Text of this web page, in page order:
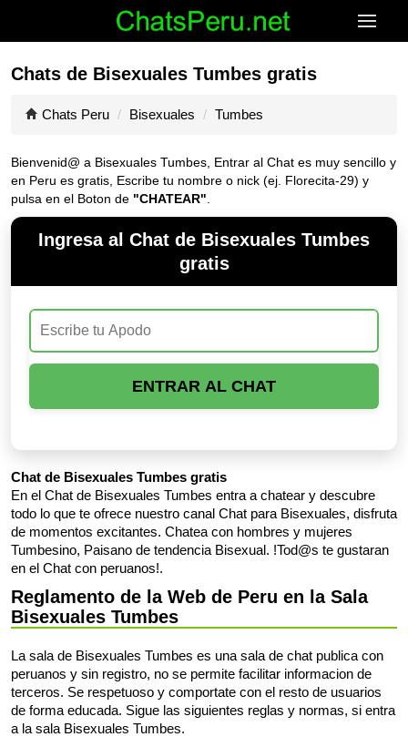
Chats de Bisexuales Tumbes gratis
Chats Peru Bisexuales Tumbes
Bienvenid@ a Bisexuales Tumbes, Entrar al Chat es muy sencillo y
en Peru es gratis, Escribe tu nombre o nick (ej. Florecita-29) y
pulsa en el Boton de "CHATEAR"
Ingresa al Chat de Bisexuales Tumbes
gratis
ENTRAR AL CHAT
Chat de Bisexuales Tumbes gratis
En el Chat de Bisexuales Tumbes entra a chatear y descubre
todo lo que te ofrece nuestro canal Chat para Bisexuales, disfruta
de momentos excitantes. Chatea con hombres y mujeres
Tumbesino, Paisano de tendencia Bisexual. !Tod@s te gustaran
en el Chat con peruanos!.
Reglamento de la Web de Peru en la Sala
Bisexuales Tumbes
La sala de Bisexuales Tumbes es una sala de chat publica con
peruanos y sin registro, no se permite facilitar informacion de
terceros. Se respetuoso y comportate con el resto de usuarios
de forma educada. Sigue las siguientes reglas y normas, si entra
a la sala Bisexuales Tumbes.